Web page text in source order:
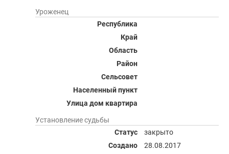
Уроженец
Республика
Край
Область
Район
Сельсовет
Населенный пункт
Улица дом квартира
Установление судьбы
Статус
закрыто
Создано
28.08.2017